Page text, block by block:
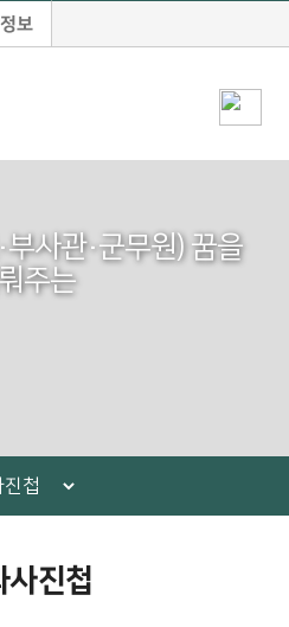
보
사관·군무원) 꿈을
주는
사진첩